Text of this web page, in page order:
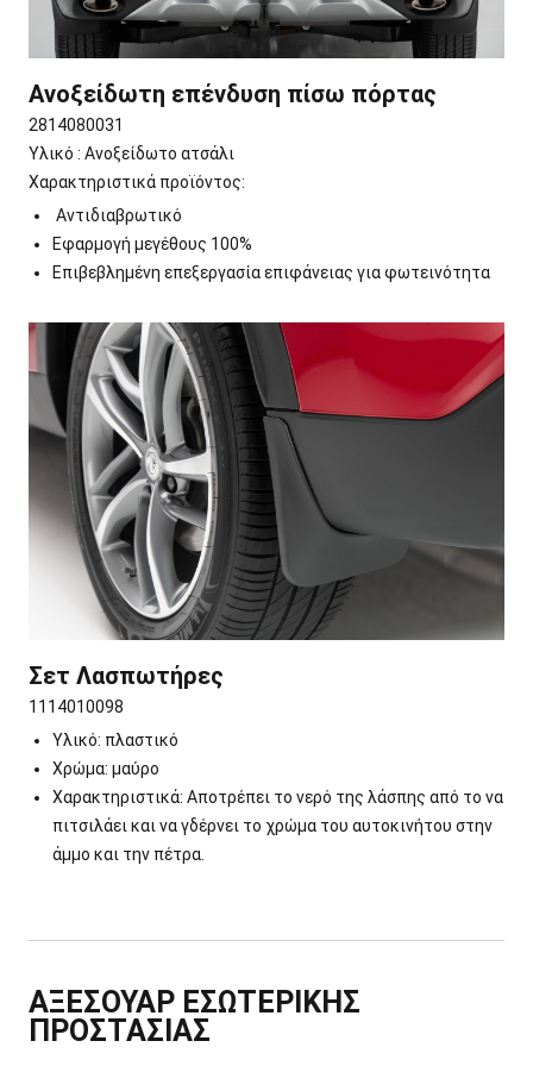
Ανοξείδωτη επένδυση πίσω πόρτας
2814080031
Υλικό : Ανοξείδωτο ατσάλι
Χαρακτηριστικά προϊόντος:
Αντιδιαβρωτικό
Εφαρμογή μεγέθους 100%
Επιβεβλημένη επεξεργασία επιφάνειας για φωτεινότητα
Σετ Λασπωτήρες
1114010098
Υλικό: πλαστικό
Χρώμα: μαύρο
Χαρακτηριστικά: Αποτρέπει το νερό της λάσπης από το να
πιτσιλάει και να γδέρνει το χρώμα του αυτοκινήτου στην
άμμο και την πέτρα.
ΑΞΕΣΟΥΑΡ ΕΣΩΤΕΡΙΚΗΣ
ΠΡΟΣΤΑΣΙΑΣ